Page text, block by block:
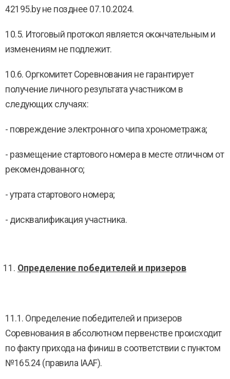
42195.by не позднее 07.10.2024.
10.5. Итоговый протокол является окончательным и
изменениям не подлежит.
10.6. Оргкомитет Соревнования не гарантирует
получение личного результата участником в
следующих случаях:
- повреждение электронного чипа хронометража;
- размещение стартового номера в месте отличном от
рекомендованного;
- утрата стартового номера;
- дисквалификация участника.
Определение победителей и призеров
11.1. Определение победителей и призеров
Соревнования в абсолютном первенстве происходит
по факту прихода на финиш в соответствии с пунктом
№165.24 (правила IAAF).